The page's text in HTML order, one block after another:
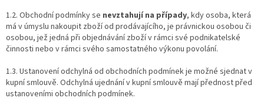
1.2. Obchodní podmínky se nevztahují na případy, kdy osoba, která
má v úmyslu nakoupit zboží od prodávajícího, je právnickou osobou či
osobou, jež jedná při objednávání zboží v rámci své podnikatelské
činnosti nebo v rámci svého samostatného výkonu povolání.
1.3. Ustanovení odchylná od obchodních podmínek je možné sjednat v
kupní smlouvě. Odchylná ujednání v kupní smlouvě mají přednost před
ustanoveními obchodních podmínek.